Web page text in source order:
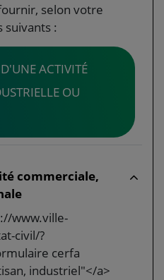
selon votre
suivants :
ACTIVITÉ
OU
commerciale,
www.ville-
civil/?
cerfa
industriel"</a>